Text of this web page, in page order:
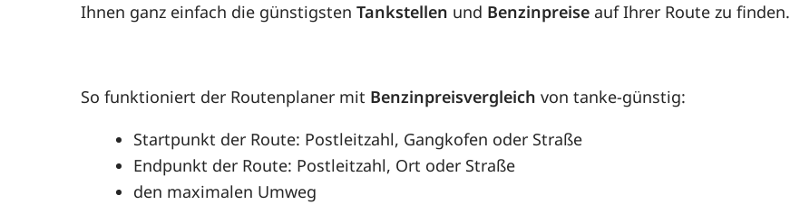
Ihnen ganz einfach die günstigstenTankstellen und Benzinpreise auf Ihrer Route zu finden.
So funktioniert der Routenplaner mit Benzinpreisvergleich von tanke-günstig:
Startpunkt der Route: Postleitzahl, Gangkofen oder Straße
Endpunkt der Route: Postleitzahl, Ort oder Straße
den maximalen Umweg